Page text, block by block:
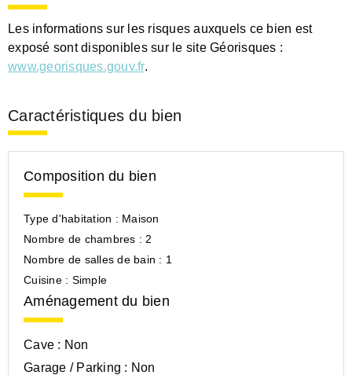
Les informations sur les risques auxquels ce bien est
exposé sont disponibles sur le site Géorisques :
www.georisques.gouv.fr.
Caractéristiques du bien
Composition du bien
Type d'habitation : Maison
Nombre de chambres : 2
Nombre de salles de bain : 1
Cuisine : Simple
Aménagement du bien
Cave : Non
Garage / Parking : Non